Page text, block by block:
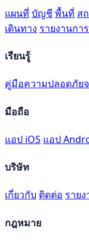
แผนที่ บัญชี พื้นที่ ส
เดินทาง รายงานกา
เรียนรู้
คู่มือความปลอดภัย
มือถือ
แอป iOS แอป
บริษัท
เกี่ยวกับ ติดต่อ ราย
กฎหมาย